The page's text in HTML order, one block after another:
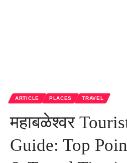
ARTICLE PLACES TRAVEL
महाबळेश्वर
Guide: Top